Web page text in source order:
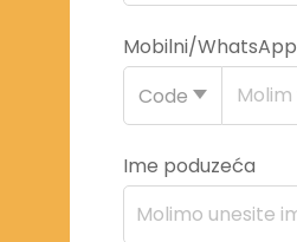
Mobilni/WhatsApp
Code
Ime poduzeća